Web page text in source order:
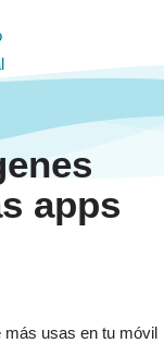
apps
más usas en tu móvil